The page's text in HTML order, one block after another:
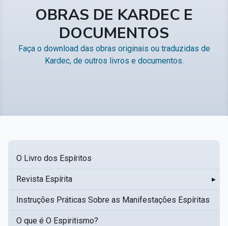
OBRAS DE KARDEC E
DOCUMENTOS
Faça o download das obras originais ou traduzidas de
Kardec, de outros livros e documentos.
O Livro dos Espíritos
Revista Espírita ▸
Instruções Práticas Sobre as Manifestações Espíritas
O que é O Espiritismo?